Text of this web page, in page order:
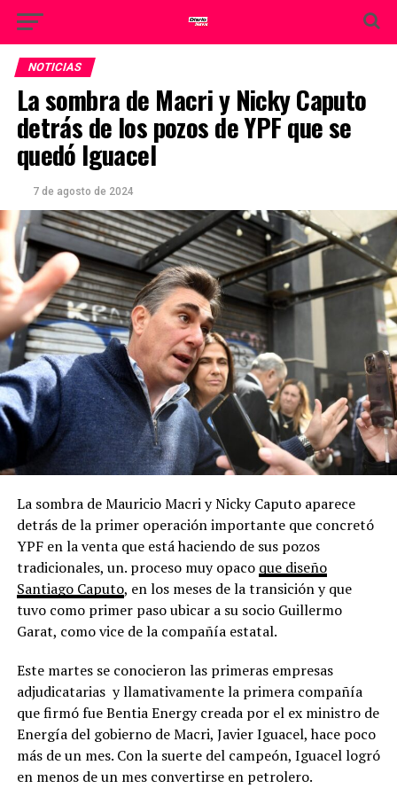
NOTICIAS
La sombra de Macri y Nicky Caputo
detrás de los pozos de YPF que se
quedó Iguacel
7 de agosto de 2024
La sombra de Mauricio Macri y Nicky Caputo aparece
detrás de la primer operación importante que concretó
YPF en la venta que está haciendo de sus pozos
tradicionales, un. proceso muy opaco que diseño
Santiago Caputo, en los meses de la transición y que
tuvo como primer paso ubicar a su socio Guillermo
Garat, como vice de la compañía estatal.
Este martes se conocieron las primeras empresas
adjudicatarias y llamativamente la primera compañía
que firmó fue Bentia Energy creada por el ex ministro de
Energía del gobierno de Macri, Javier Iguacel, hace poco
más de un mes. Con la suerte del campeón, Iguacel logró
en menos de un mes convertirse en petrolero.